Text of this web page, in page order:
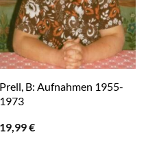
Prell, B: Aufnahmen 1955-
1973
19,99€